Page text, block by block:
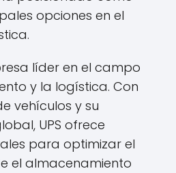
opciones en el
líder en el campo
y la logística. Con
vehículos y su
UPS ofrece
para optimizar el
el almacenamiento